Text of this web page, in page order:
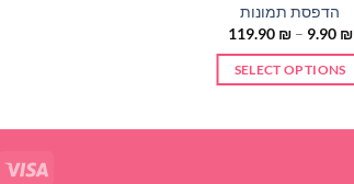
הדפסת תמונות
9.90 ₪
–
119.90 ₪
SELECT OPTIONS